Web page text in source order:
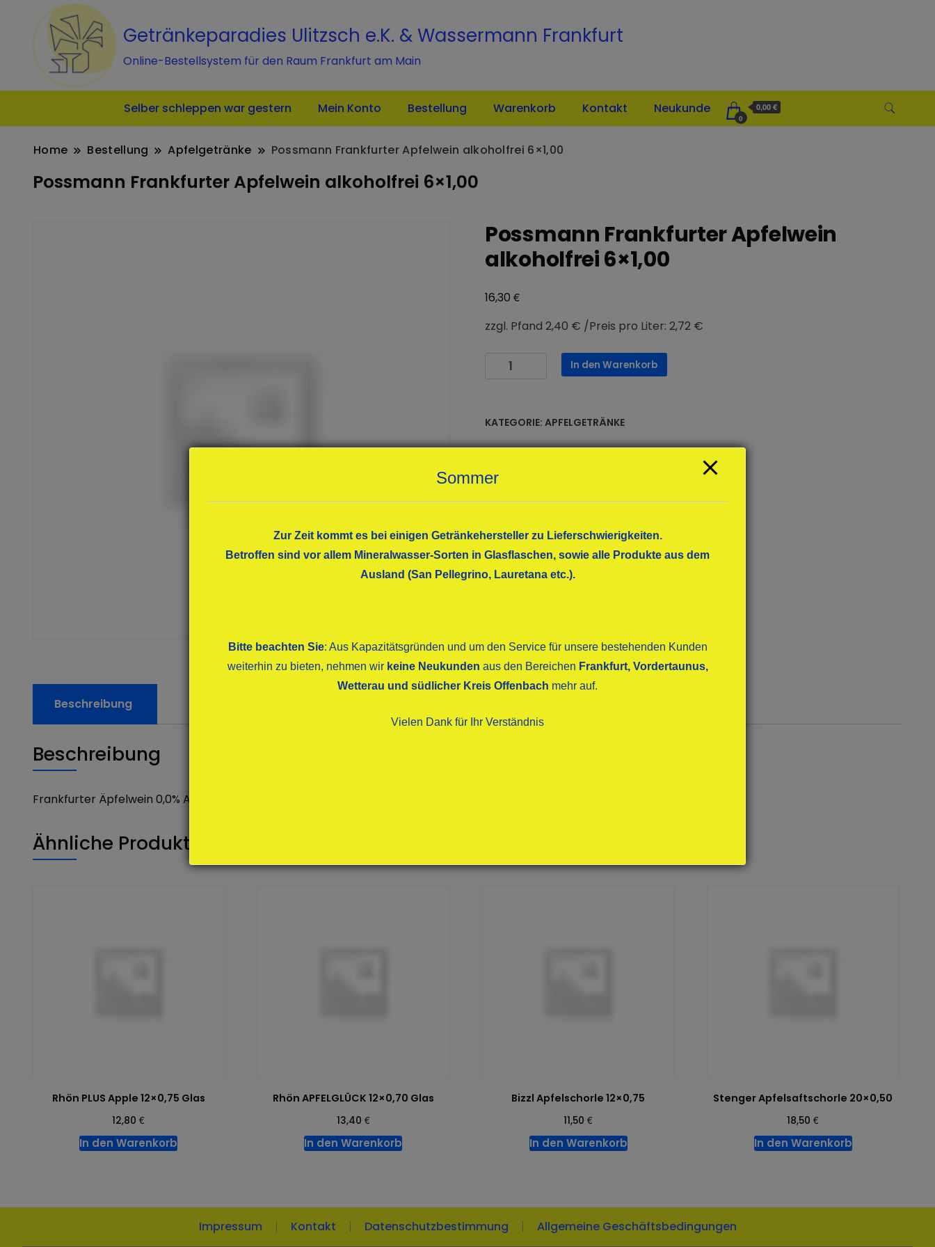
Getränkeparadies Ulitzsch e.K. & Wassermann Frankfurt
Online-Bestellsystem für den Raum Frankfurt am Main
Selber schleppen war gestern Mein Konto Bestellung Warenkorb Kontakt Neukunde
0
0,00 €
Home Bestellung Apfelgetränke Possmann Frankfurter Apfelwein alkoholfrei 6×1,00
Possmann Frankfurter Apfelwein alkoholfrei 6×1,00
Possmann Frankfurter Apfelwein
alkoholfrei 6×1,00
16,30 €
zzgl. Pfand 2,40 € /Preis pro Liter: 2,72 €
Possmann
Frankfurter
6x1,00
Menge
In den Warenkorb
KATEGORIE: APFELGETRÄNKE
Beschreibung
Beschreibung
Frankfurter Äpfelwein 0,0% ALKOHLFREI
Ähnliche Produkte
Rhön PLUS Apple 12×0,75 Glas
12,80€
In den Warenkorb
Rhön APFELGLÜCK 12×0,70 Glas
13,40 €
In den Warenkorb
Bizzl Apfelschorle 12×0,75
11,50€
In den Warenkorb
Stenger Apfelsaftschorle 20×0,50
18,50€
In den Warenkorb
Impressum Kontakt Datenschutzbestimmung Allgemeine Geschäftsbedingungen
Sommer
Zur Zeit kommt es bei einigen Getränkehersteller zu Lieferschwierigkeiten.
Betroffen sind vor allem Mineralwasser-Sorten in Glasflaschen, sowie alle Produkte aus dem
Ausland (San Pellegrino, Lauretana etc.).
Bitte beachten Sie: Aus Kapazitätsgründen und um den Service für unsere bestehenden Kunden
weiterhin zu bieten, nehmen wirkeine Neukunden aus den Bereichen Frankfurt, Vordertaunus,
Wetterau und südlicher Kreis Offenbach mehr auf.
Vielen Dank für Ihr Verständnis